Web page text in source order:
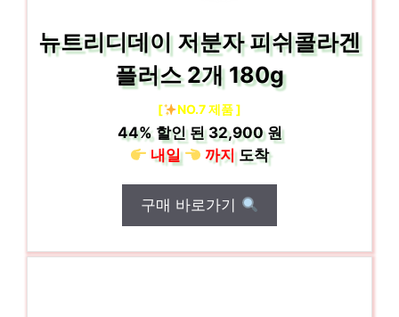
뉴트리디데이 저분자 피쉬콜라겐
플러스 2개 180g
[ NO.7 제품 ]
44%할인 된32,900 원
내일
까지도착
구매 바로가기